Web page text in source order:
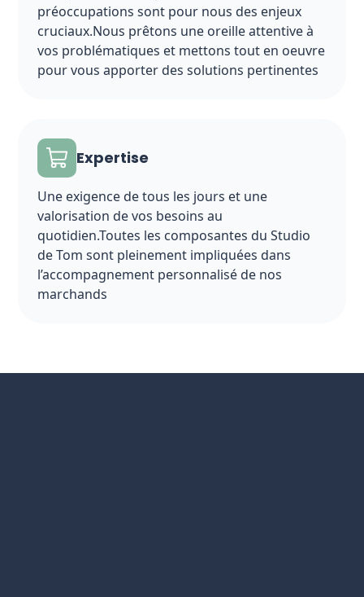
préoccupations sont pour nous des enjeux
cruciaux.Nous prêtons une oreille attentive à
vos problématiques et mettons tout en oeuvre
pour vous apporter des solutions pertinentes
Expertise
Une exigence de tous les jours et une
valorisation de vos besoins au
quotidien.Toutes les composantes du Studio
de Tom sont pleinement impliquées dans
l’accompagnement personnalisé de nos
marchands